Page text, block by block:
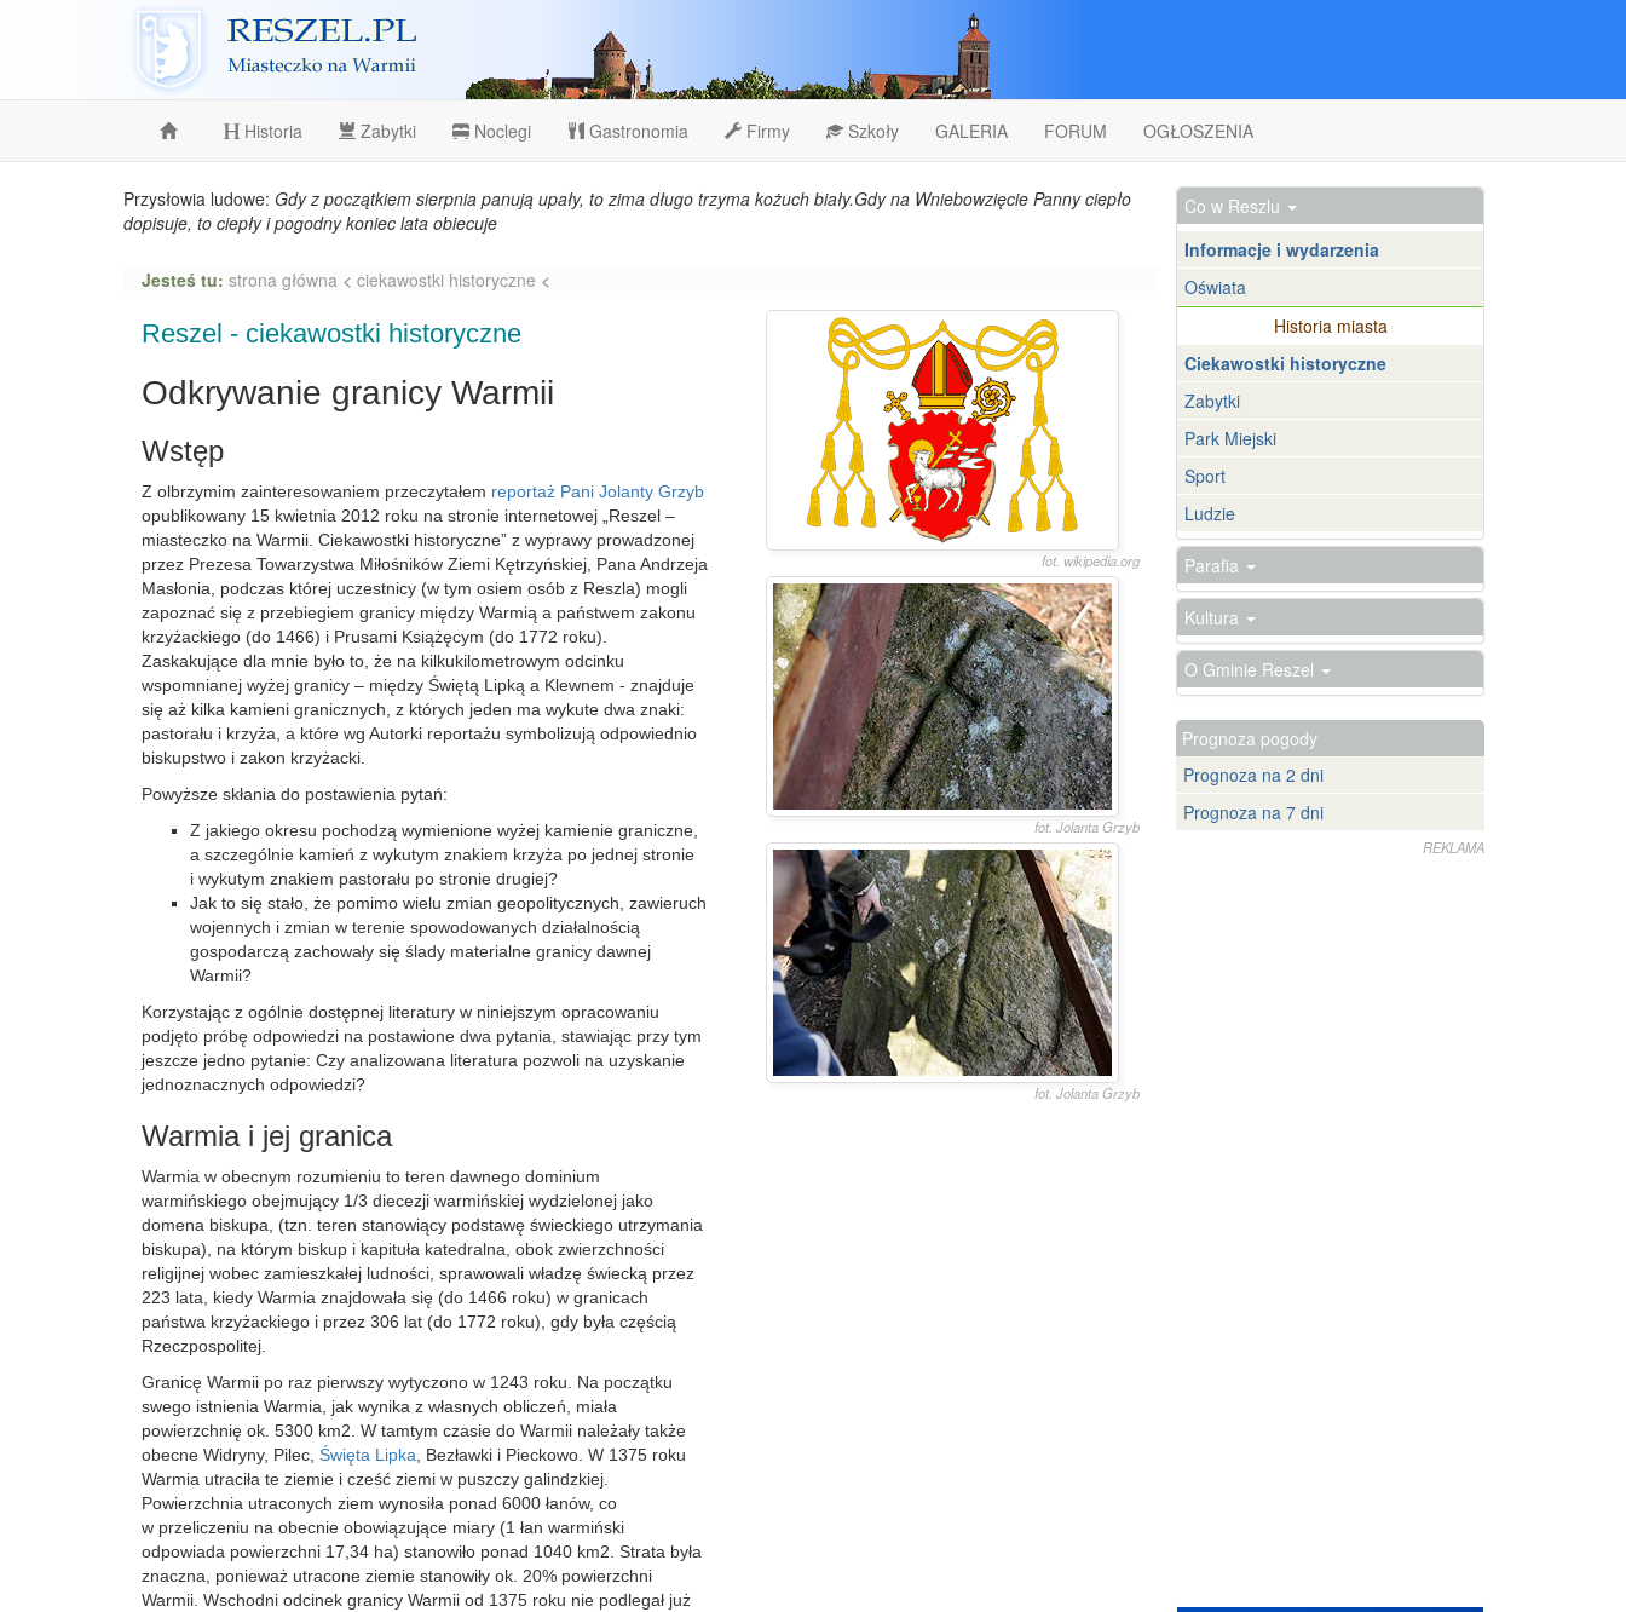
Reszel
Historia Zabytki Noclegi Gastronomia Firmy Szkoły GALERIA FORUM OGŁOSZENIA
Przysłowia ludowe: Gdy z początkiem sierpnia panują upały, to zima długo trzyma kożuch biały.Gdy na Wniebowzięcie Panny ciepło
dopisuje, to ciepły i pogodny koniec lata obiecuje
Jesteś tu: strona główna < ciekawostki historyczne <
Reszel - ciekawostki historyczne
Odkrywanie granicy Warmii
Wstęp
Z olbrzymim zainteresowaniem przeczytałem reportaż Pani Jolanty Grzyb
opublikowany 15 kwietnia 2012 roku na stronie internetowej „Reszel –
miasteczko na Warmii. Ciekawostki historyczne” z wyprawy prowadzonej
przez Prezesa Towarzystwa Miłośników Ziemi Kętrzyńskiej, Pana Andrzeja
Masłonia, podczas której uczestnicy (w tym osiem osób z Reszla) mogli
zapoznać się z przebiegiem granicy między Warmią a państwem zakonu
krzyżackiego (do 1466) i Prusami Książęcym (do 1772 roku).
Zaskakujące dla mnie było to, że na kilkukilometrowym odcinku
wspomnianej wyżej granicy – między Świętą Lipką a Klewnem - znajduje
się aż kilka kamieni granicznych, z których jeden ma wykute dwa znaki:
pastorału i krzyża, a które wg Autorki reportażu symbolizują odpowiednio
biskupstwo i zakon krzyżacki.
Powyższe skłania do postawienia pytań:
Z jakiego okresu pochodzą wymienione wyżej kamienie graniczne,
a szczególnie kamień z wykutym znakiem krzyża po jednej stronie
i wykutym znakiem pastorału po stronie drugiej?
Jak to się stało, że pomimo wielu zmian geopolitycznych, zawieruch
wojennych i zmian w terenie spowodowanych działalnością
gospodarczą zachowały się ślady materialne granicy dawnej
Warmii?
Korzystając z ogólnie dostępnej literatury w niniejszym opracowaniu
podjęto próbę odpowiedzi na postawione dwa pytania, stawiając przy tym
jeszcze jedno pytanie: Czy analizowana literatura pozwoli na uzyskanie
jednoznacznych odpowiedzi?
Warmia i jej granica
Warmia w obecnym rozumieniu to teren dawnego dominium
warmińskiego obejmujący 1/3 diecezji warmińskiej wydzielonej jako
domena biskupa, (tzn. teren stanowiący podstawę świeckiego utrzymania
biskupa), na którym biskup i kapituła katedralna, obok zwierzchności
religijnej wobec zamieszkałej ludności, sprawowali władzę świecką przez
223 lata, kiedy Warmia znajdowała się (do 1466 roku) w granicach
państwa krzyżackiego i przez 306 lat (do 1772 roku), gdy była częścią
Rzeczpospolitej.
Granicę Warmii po raz pierwszy wytyczono w 1243 roku. Na początku
swego istnienia Warmia, jak wynika z własnych obliczeń, miała
powierzchnię ok. 5300 km2. W tamtym czasie do Warmii należały także
obecne Widryny, Pilec, Święta Lipka , Bezławki i Pieckowo. W 1375 roku
Warmia utraciła te ziemie i cześć ziemi w puszczy galindzkiej.
Powierzchnia utraconych ziem wynosiła ponad 6000 łanów, co
w przeliczeniu na obecnie obowiązujące miary (1 łan warmiński
odpowiada powierzchni 17,34 ha) stanowiło ponad 1040 km2. Strata była
znaczna, ponieważ utracone ziemie stanowiły ok. 20% powierzchni
Warmii. Wschodni odcinek granicy Warmii od 1375 roku nie podlegał już
fot. wikipedia.org
fot. Jolanta Grzyb
fot. Jolanta Grzyb
Co w Reszlu
Informacje i wydarzenia
Oświata
Historia miasta
Ciekawostki historyczne
Zabytki
Park Miejski
Sport
Ludzie
Parafia
Kultura
O Gminie Reszel
Prognoza pogody
Prognoza na 2 dni
Prognoza na 7 dni
REKLAMA